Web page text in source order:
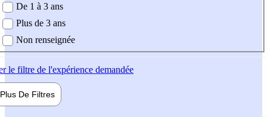
De 1 à 3 ans
Plus de 3 ans
Non renseignée
le filtre de l'expérience demandée
Plus De Filtres